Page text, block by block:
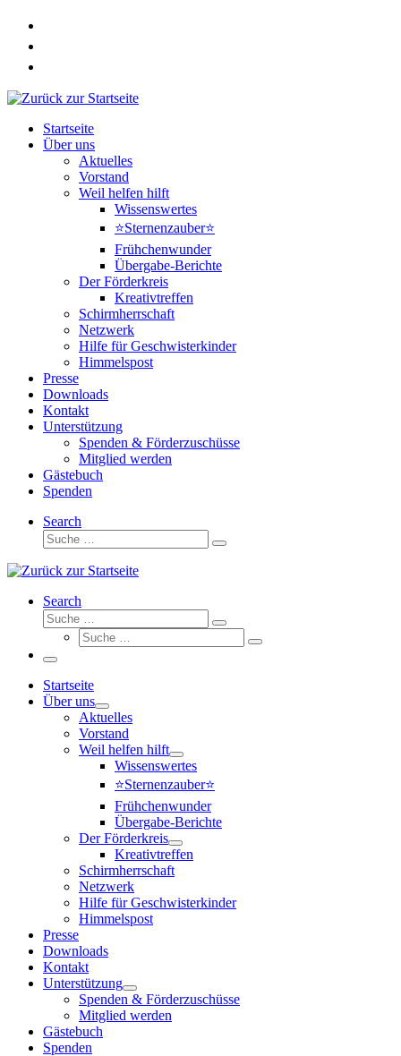
Zum
springen
Startseite
Über uns
Aktuelles
Vorstand
Weil helfen hilft
Wissenswertes
⭐Sternenzauber⭐
Frühchenwunder
Übergabe-Berichte
Der Förderkreis
Kreativtreffen
Schirmherrschaft
Netzwerk
Hilfe für Geschwisterkinder
Himmelspost
Presse
Downloads
Kontakt
Unterstützung
Spenden & Förderzuschüsse
Mitglied werden
Gästebuch
Spenden
Search
Suche
Suche
Search
Suche
Suche
Suche
Suche
Menü
Startseite
Über uns
Aktuelles
Vorstand
Weil helfen hilft
Wissenswertes
⭐Sternenzauber⭐
Frühchenwunder
Übergabe-Berichte
Der Förderkreis
Kreativtreffen
Schirmherrschaft
Netzwerk
Hilfe für Geschwisterkinder
Himmelspost
Presse
Downloads
Kontakt
Unterstützung
Spenden & Förderzuschüsse
Mitglied werden
Gästebuch
Spenden